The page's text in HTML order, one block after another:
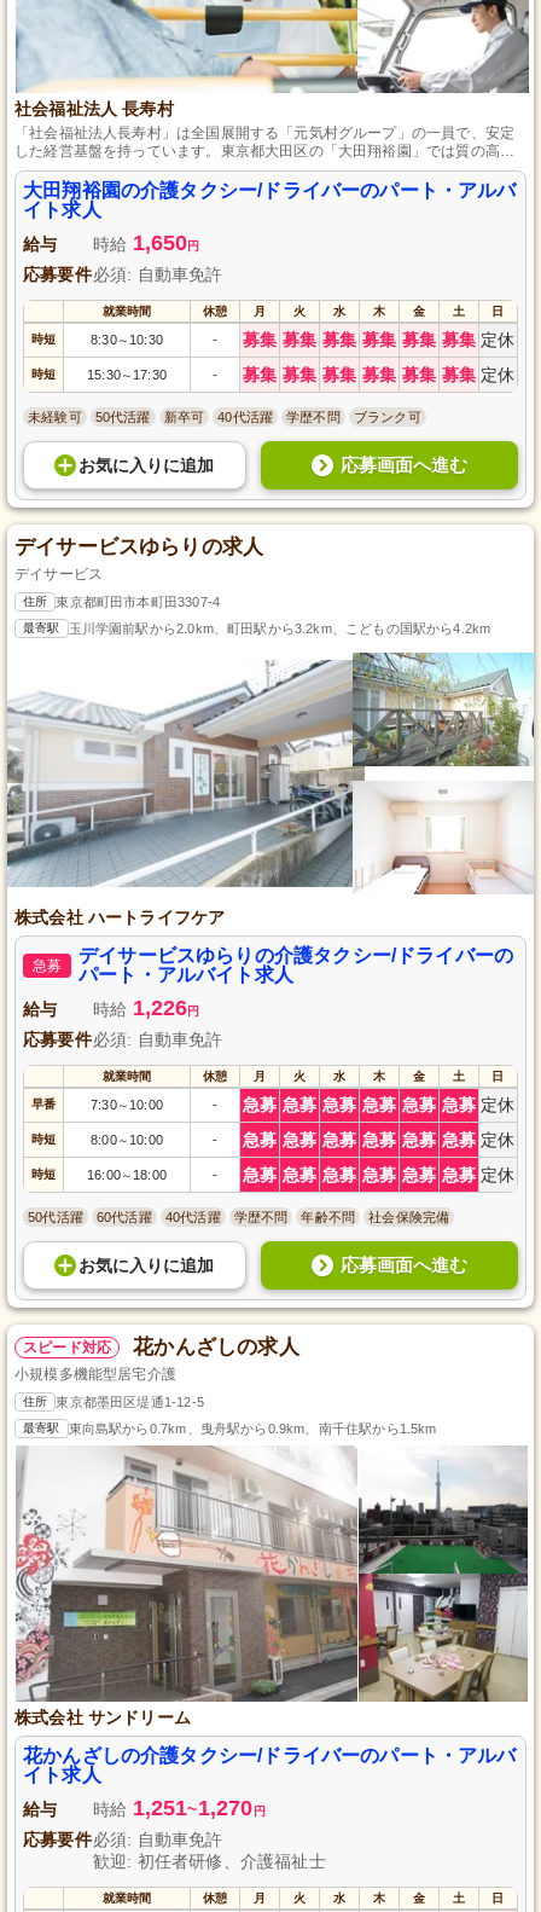
社会福祉法人 長寿村
「社会福祉法人長寿村」は全国展開する「元気村グループ」の一員で、安定
した経営基盤を持っています。東京都大田区の「大田翔裕園」では質の高い
介護を提供し、未経験の方も各種研修を通じてスキルアップができる環境を
整え、パート・アルバイトのドライバーを募集し、送迎業務などを担当して
いただきます。
大田翔裕園の介護タクシー/ドライバーのパート・アルバ
イト求人
給与 時給 1,650円
応募要件必須: 自動車免許
就業時間 休憩 月 火 水 木 金 土 日
時短 8:30～ 10:30 - 募集 募集 募集 募集 募集 募集 定休
時短 15:30～ 17:30 - 募集 募集 募集 募集 募集 募集 定休
未経験可 50代活躍 新卒可 40代活躍 学歴不問 ブランク可
お気に入り に追加 応募画面へ進む
デイサービスゆらりの求人
デイサービス
住所 東京都町田市本町田3307-4
最寄駅 玉川学園前駅から2.0km、町田駅から3.2km、こどもの国駅から4.2km
株式会社 ハートライフケア
急募
デイサービスゆらりの介護タクシー/ドライバーの
パート・アルバイト求人
給与 時給 1,226円
応募要件必須: 自動車免許
就業時間 休憩 月 火 水 木 金 土 日
早番 7:30～ 10:00 - 急募 急募 急募 急募 急募 急募 定休
時短 8:00～ 10:00 - 急募 急募 急募 急募 急募 急募 定休
時短 16:00～ 18:00 - 急募 急募 急募 急募 急募 急募 定休
50代活躍 60代活躍 40代活躍 学歴不問 年齢不問 社会保険完備
お気に入り に追加 応募画面へ進む
スピード対応 花かんざしの求人
小規模多機能型居宅介護
住所 東京都墨田区堤通1-12-5
最寄駅 東向島駅から0.7km、曳舟駅から0.9km、南千住駅から1.5km
株式会社 サンドリーム
花かんざしの介護タクシー/ドライバーのパート・アルバ
イト求人
給与 時給 1,251~1,270 円
応募要件必須: 自動車免許
歓迎: 初任者研修、介護福祉士
就業時間 休憩 月 火 水 木 金 土 日